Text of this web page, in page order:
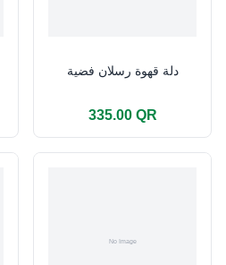
دلة قهوة رسلان فضية
335.00 QR